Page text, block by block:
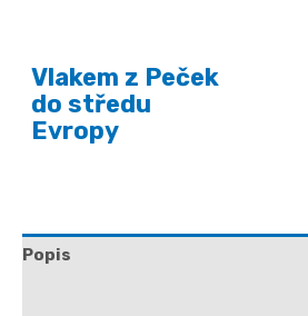
Vlakem z Peček
do středu
Evropy
Popis